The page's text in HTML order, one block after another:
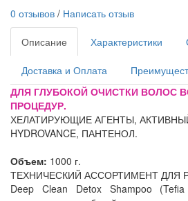
0 отзывов / Написать отзыв
Описание Характеристики
Доставка и Оплата
ДЛЯ ГЛУБОКОЙ ОЧИСТКИ ВОЛОС
ПРОЦЕДУР.
ХЕЛАТИРУЮЩИЕ АГЕНТЫ,
HYDROVANCE, ПАНТЕНОЛ.
Объем: 1000 г.
ТЕХНИЧЕСКИЙ АССОРТИМЕНТ ДЛЯ
Deep Clean Detox Shampoo